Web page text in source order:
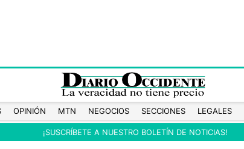
OPINIÓN MTN NEGOCIOS SECCIONES LEGALES
¡SUSCRÍBETE A NUESTRO BOLETÍN DE NOTICIAS!